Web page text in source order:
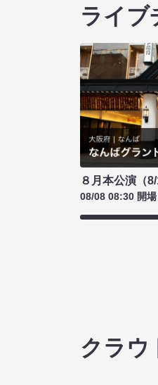
ライブ
８月本公演（8/
08/08 08:30 開
クラウ